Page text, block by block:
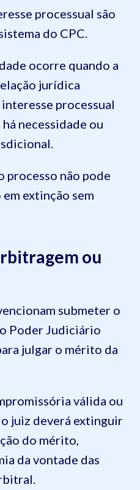
processual são
do CPC.
ocorre quando a
jurídica
processual
necessidade ou
processo não pode
extinção sem
ou
submeter o
Poder Judiciário
julgar o mérito da
válida ou
juiz deverá extinguir
do mérito,
da vontade das